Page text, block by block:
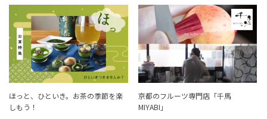
ほっと、ひといき。お茶の季節を楽
しもう！
京都のフルーツ専門店「千馬
MIYABI」